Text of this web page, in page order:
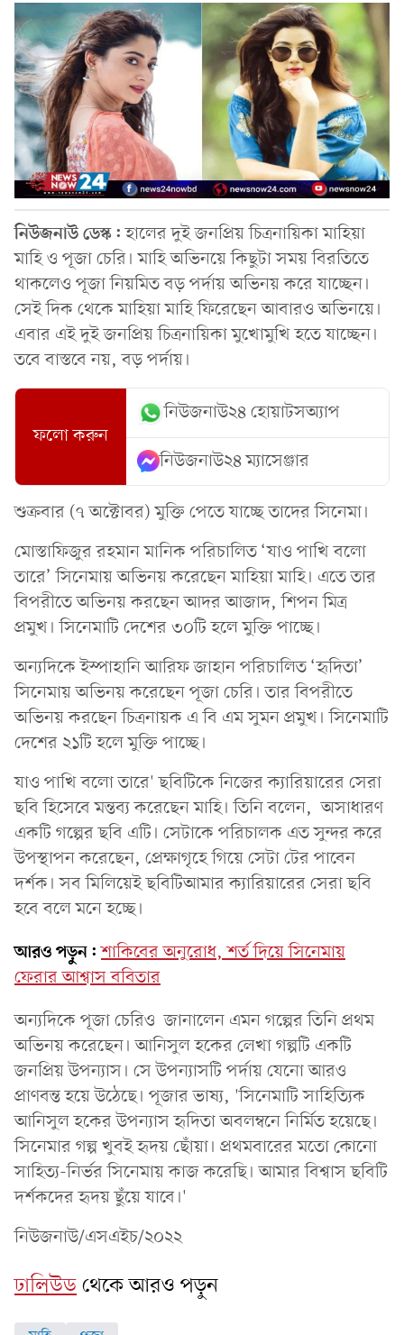
নিউজনাউ ডেস্ক:হালের দুই জনপ্রিয় চিত্রনায়িকা মাহিয়া
মাহি ও পূজা চেরি। মাহি অভিনয়ে কিছুটা সময় বিরতিতে
থাকলেও পূজা নিয়মিত বড় পর্দায় অভিনয় করে যাচ্ছেন।
সেই দিক থেকে মাহিয়া মাহি ফিরেছেন আবারও অভিনয়ে।
এবার এই দুই জনপ্রিয় চিত্রনায়িকা মুখোমুখি হতে যাচ্ছেন।
তবে বাস্তবে নয়, বড় পর্দায়।
ফলো করুন
নিউজনাউ২৪ হোয়াটসঅ্যাপ
নিউজনাউ২৪ ম্যাসেঞ্জার
শুক্রবার (৭ অক্টোবর) মুক্তি পেতে যাচ্ছে তাদের সিনেমা।
মোস্তাফিজুর রহমান মানিক পরিচালিত ‘যাও পাখি বলো
তারে’ সিনেমায় অভিনয় করেছেন মাহিয়া মাহি। এতে তার
বিপরীতে অভিনয় করছেন আদর আজাদ, শিপন মিত্র
প্রমুখ। সিনেমাটি দেশের ৩০টি হলে মুক্তি পাচ্ছে।
অন্যদিকে ইস্পাহানি আরিফ জাহান পরিচালিত ‘হৃদিতা’
সিনেমায় অভিনয় করেছেন পূজা চেরি। তার বিপরীতে
অভিনয় করছেন চিত্রনায়ক এ বি এম সুমন প্রমুখ। সিনেমাটি
দেশের ২১টি হলে মুক্তি পাচ্ছে।
যাও পাখি বলো তারে' ছবিটিকে নিজের ক্যারিয়ারের সেরা
ছবি হিসেবে মন্তব্য করেছেন মাহি। তিনি বলেন, অসাধারণ
একটি গল্পের ছবি এটি। সেটাকে পরিচালক এত সুন্দর করে
উপস্থাপন করেছেন, প্রেক্ষাগৃহে গিয়ে সেটা টের পাবেন
দর্শক। সব মিলিয়েই ছবিটিআমার ক্যারিয়ারের সেরা ছবি
হবে বলে মনে হচ্ছে।
আরও পড়ুন: শাকিবের অনুরোধ, শর্ত দিয়ে সিনেমায়
ফেরার আশ্বাস ববিতার
অন্যদিকে পূজা চেরিও জানালেন এমন গল্পের তিনি প্রথম
অভিনয় করেছেন। আনিসুল হকের লেখা গল্পটি একটি
জনপ্রিয় উপন্যাস। সে উপন্যাসটি পর্দায় যেনো আরও
প্রাণবন্ত হয়ে উঠেছে। পূজার ভাষ্য, 'সিনেমাটি সাহিত্যিক
আনিসুল হকের উপন্যাস হৃদিতা অবলম্বনে নির্মিত হয়েছে।
সিনেমার গল্প খুবই হৃদয় ছোঁয়া। প্রথমবারের মতো কোনো
সাহিত্য-নির্ভর সিনেমায় কাজ করেছি। আমার বিশ্বাস ছবিটি
দর্শকদের হৃদয় ছুঁয়ে যাবে।'
নিউজনাউ/এসএইচ/২০২২
ঢালিউডথেকে আরও পড়ুন